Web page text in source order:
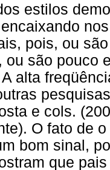
estilos
pois, ou
ou são pouco
alta
e cols.
O fato de
bom sinal,
que